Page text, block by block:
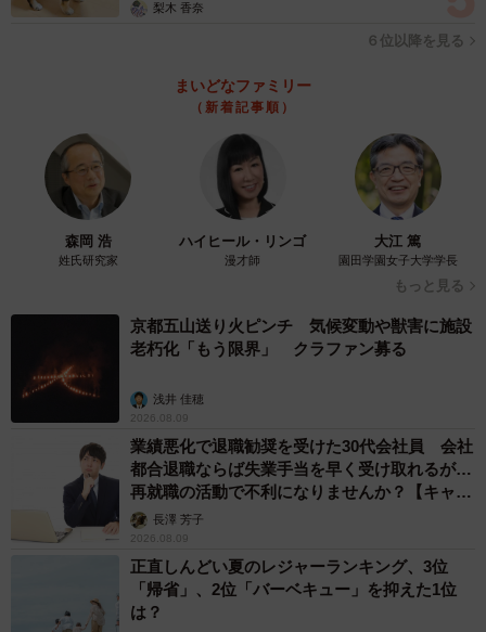
梨木 香奈
６位以降を見る
まいどなファミリー
（新着記事順）
森岡 浩
姓氏研究家
ハイヒール・リンゴ
漫才師
大江 篤
園田学園女子大学学長
もっと見る
京都五山送り火ピンチ 気候変動や獣害に施設
老朽化「もう限界」 クラファン募る
浅井 佳穂
2026.08.09
業績悪化で退職勧奨を受けた30代会社員 会社
都合退職ならば失業手当を早く受け取れるが…
再就職の活動で不利になりませんか？【キャリ
アカウンセラーが解説】
長澤 芳子
2026.08.09
正直しんどい夏のレジャーランキング、3位
「帰省」、2位「バーベキュー」を抑えた1位
は？